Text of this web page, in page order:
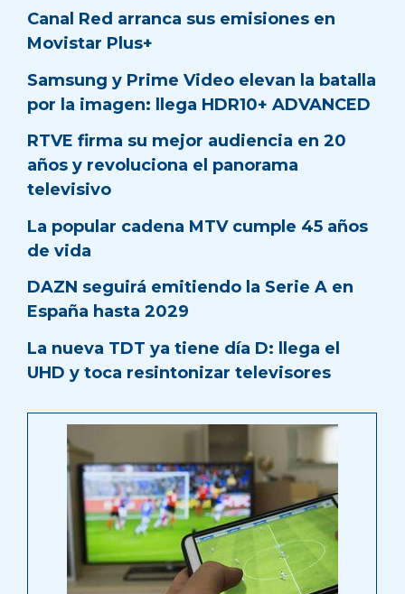
Canal Red arranca sus emisiones en
Movistar Plus+
Samsung y Prime Video elevan la batalla
por la imagen: llega HDR10+ ADVANCED
RTVE firma su mejor audiencia en 20
años y revoluciona el panorama
televisivo
La popular cadena MTV cumple 45 años
de vida
DAZN seguirá emitiendo la Serie A en
España hasta 2029
La nueva TDT ya tiene día D: llega el
UHD y toca resintonizar televisores